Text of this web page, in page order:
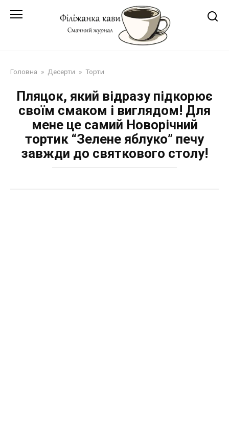
Головна » Десерти » Торти
Пляцок, який відразу підкорює
своїм смаком і виглядом! Для
мене це самий Новорічний
тортик “Зелене яблуко” печу
завжди до святкового столу!